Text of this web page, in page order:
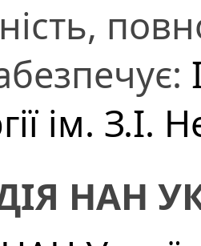
ім.
НАН